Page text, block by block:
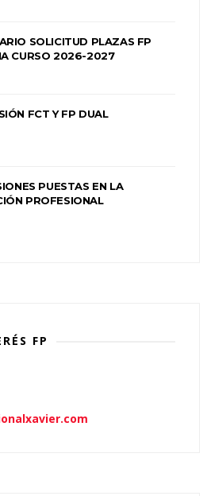
SOLICITUD PLAZAS FP
CURSO 2026-2027
FCT Y FP DUAL
PUESTAS EN LA
PROFESIONAL
FP